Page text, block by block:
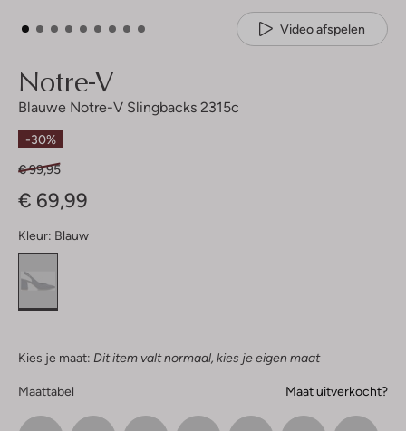
Video afspelen
Notre-V
Blauwe Notre-V Slingbacks 2315c
-30%
€ 99,95
€ 69,99
Kleur: Blauw
Kies je maat: Dit item valt normaal, kies je eigen maat
Maattabel Maat uitverkocht?